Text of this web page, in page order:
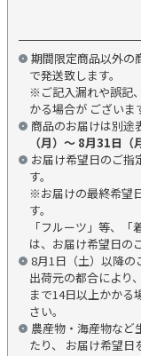
期間限定商品以外の
で発送致します。
※ご記入漏れや誤記
かる場合が ございま
商品のお届けは別途
（月）～ 8月31日（
お届け希望日のご指
す。
※お届けの最終希望
す。
「フルーツ」等、
は、お届け希望日の
8月1日（土）以降の
出荷元の都合により
まで14日以上かかる
さい。
農産物・海産物など
たり、 お届け希望日